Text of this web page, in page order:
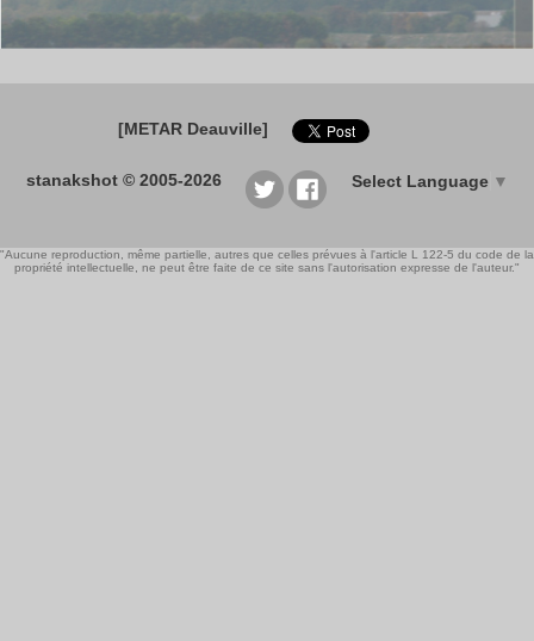
[METAR Deauville]
stanakshot © 2005-2026 Select Language ▼
"Aucune reproduction, même partielle, autres que celles prévues à l'article L 122-5 du code de la
propriété intellectuelle, ne peut être faite de ce site sans l'autorisation expresse de l'auteur."